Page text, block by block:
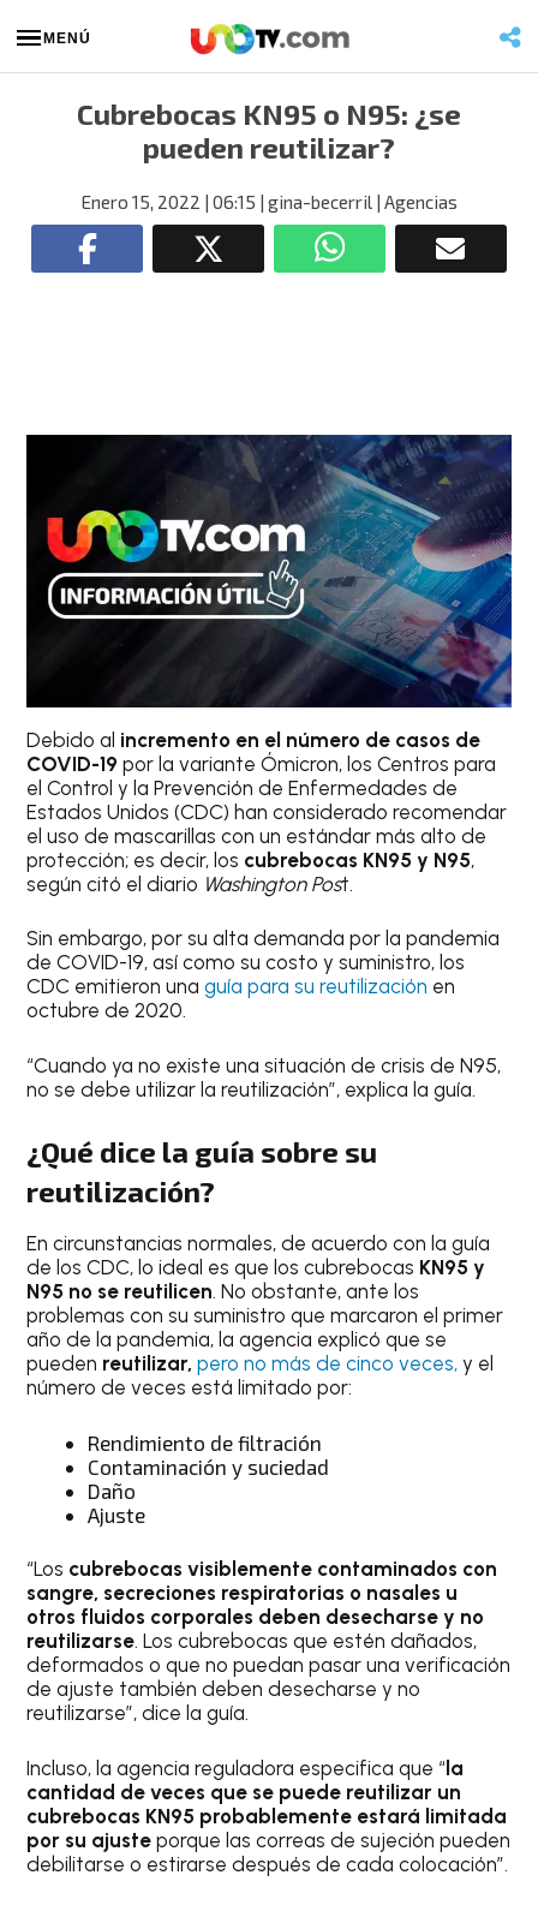
MENÚ
Cubrebocas KN95 o N95: ¿se
pueden reutilizar?
Enero 15, 2022 | 06:15 | gina-becerril| Agencias
Debido al incremento en el número de casos de
COVID-19 por la variante Ómicron, los Centros para
el Control y la Prevención de Enfermedades de
Estados Unidos (CDC) han considerado recomendar
el uso de mascarillas con un estándar más alto de
protección; es decir, los cubrebocas KN95 y N95,
según citó el diario Washington Post.
Sin embargo, por su alta demanda por la pandemia
de COVID-19, así como su costo y suministro, los
CDC emitieron una guía para su reutilización en
octubre de 2020.
“Cuando ya no existe una situación de crisis de N95,
no se debe utilizar la reutilización”, explica la guía.
¿Qué dice la guía sobre su
reutilización?
En circunstancias normales, de acuerdo con la guía
de los CDC, lo ideal es que los cubrebocas KN95 y
N95 no se reutilicen. No obstante, ante los
problemas con su suministro que marcaron el primer
año de la pandemia, la agencia explicó que se
pueden reutilizar,pero no más de cinco veces,y el
número de veces está limitado por:
Rendimiento de filtración
Contaminación y suciedad
Daño
Ajuste
“Los cubrebocas visiblemente contaminados con
sangre, secreciones respiratorias o nasales u
otros fluidos corporales deben desecharse y no
reutilizarse. Los cubrebocas que estén dañados,
deformados o que no puedan pasar una verificación
de ajuste también deben desecharse y no
reutilizarse”, dice la guía.
Incluso, la agencia reguladora especifica que “la
cantidad de veces que se puede reutilizar un
cubrebocas KN95 probablemente estará limitada
por su ajuste porque las correas de sujeción pueden
debilitarse o estirarse después de cada colocación”.